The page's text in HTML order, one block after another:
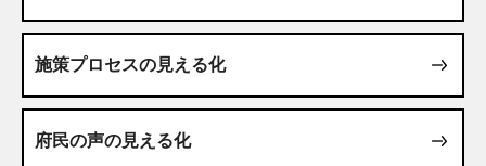
施策プロセスの見える化
府民の声の見える化